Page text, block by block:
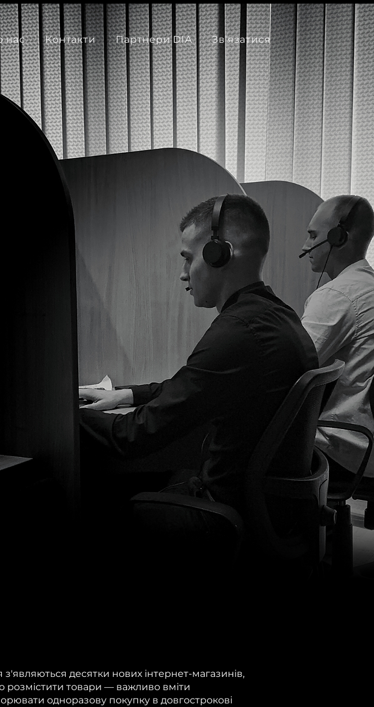
нас Контакти Партнери DIA Звʼязатися
десятки нових інтернет-магазинів,
розмістити товари — важливо вміти
одноразову покупку в довгострокові